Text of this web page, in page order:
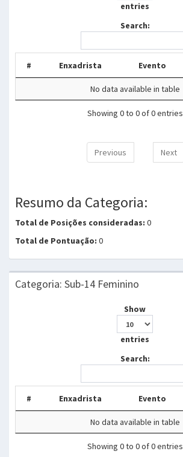
entries
Search:
# Enxadrista Evento
No data available in table
Showing 0 to 0 of 0 entries
Previous Next
Resumo da Categoria:
Total de Posições consideradas: 0
Total de Pontuação: 0
Categoria: Sub-14 Feminino
Show
entries
Search:
# Enxadrista Evento
No data available in table
Showing 0 to 0 of 0 entries